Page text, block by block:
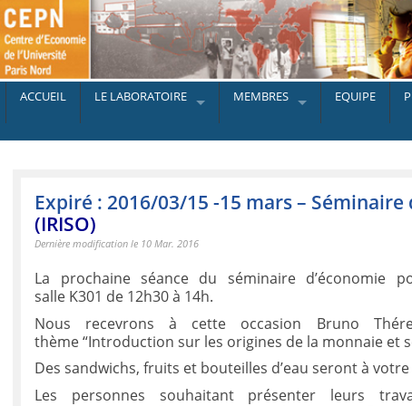
ACCUEIL LE LABORATOIRE MEMBRES EQUIPE
Expiré : 2016/03/15 -15 mars –
(IRISO)
Dernière modification le 10 Mar. 2016
La prochaine séance du séminaire
salle K301 de 12h30 à 14h.
Nous recevrons à cette occasion Bruno
thème “Introduction sur les origines de la monnaie et
Des sandwichs, fruits et bouteilles d’eau seront à
Les personnes souhaitant présenter leurs